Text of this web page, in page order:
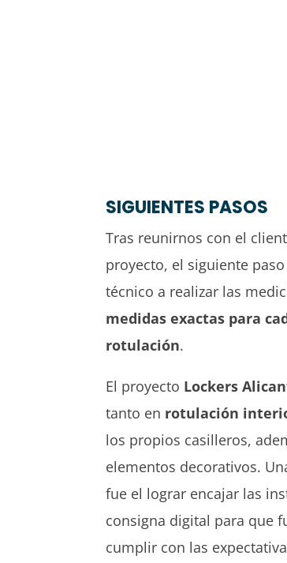
SIGUIENTES PASOS
Tras reunirnos con el
proyecto, el siguiente
técnico a realizar las
medidas exactas para
rotulación.
El proyecto Lockers
tanto en rotulación
los propios casilleros,
elementos decorativos.
fue el lograr encajar las
consigna digital para que
cumplir con las